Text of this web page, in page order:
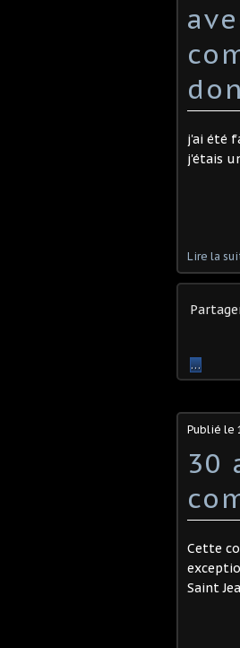
j'ai été
j'étais
Lire la
…
Publié le
30
Cette
Saint